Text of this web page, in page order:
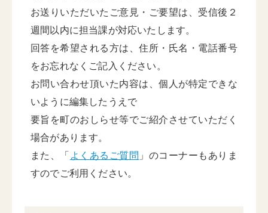
お送りいただいたご意見・ご要望は、受信後２
週間以内に担当課が対応いたします。
回答を希望される方は、住所・氏名・電話番号
をお忘れなくご記入ください。
お問い合わせ頂いた内容は、個人が特定できな
いように編集したうえで
要旨を町のおしらせ等でご紹介させていただく
場合があります。
また、「 よくあるご質問 」のコーナーもありま
すのでご利用ください。